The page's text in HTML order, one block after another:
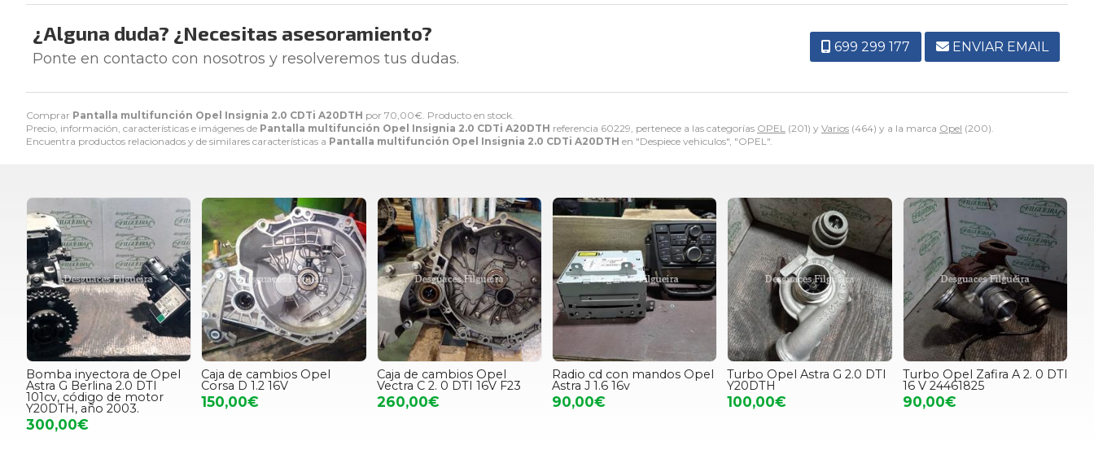
Comprar Pantalla multifunción Opel Insignia 2.0 CDTi A20DTH por 70,00€ . Producto en stock.
Precio, información, características e imágenes de Pantalla multifunción Opel Insignia 2.0 CDTi A20DTH referencia 60229, pertenece a las categorías OPEL (201) y Varios (464) y a la marca Opel (200).
Encuentra productos relacionados y de similares características a Pantalla multifunción Opel Insignia 2.0 CDTi A20DTH en "Despiece vehiculos", "OPEL".
¿Alguna duda? ¿Necesitas asesoramiento?
Ponte en contacto con nosotros y resolveremos tus dudas.
699 299 177 ENVIAR EMAIL
Bomba inyectora de Opel
Astra G Berlina 2.0 DTI
101cv, código de motor
Y20DTH, año 2003.
300,00€
Caja de cambios Opel
Corsa D 1.2 16V
150,00€
Caja de cambios Opel
Vectra C 2. 0 DTI 16V F23
260,00€
Radio cd con mandos Opel
Astra J 1.6 16v
90,00€
Turbo Opel Astra G 2.0 DTI
Y20DTH
100,00€
Turbo Opel Zafira A 2. 0 DTI
16 V 24461825
90,00€